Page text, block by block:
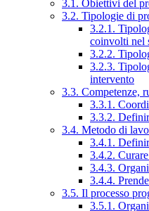
3.1. Obiettivi del
3.2. Tipologie di
3.2.1.
coinvolti nel
3.2.2.
3.2.3.
intervento
3.3. Competenze,
3.3.1.
3.3.2.
3.4. Metodo di
3.4.1.
3.4.2.
3.4.3.
3.4.4.
3.5. Il processo
3.5.1.